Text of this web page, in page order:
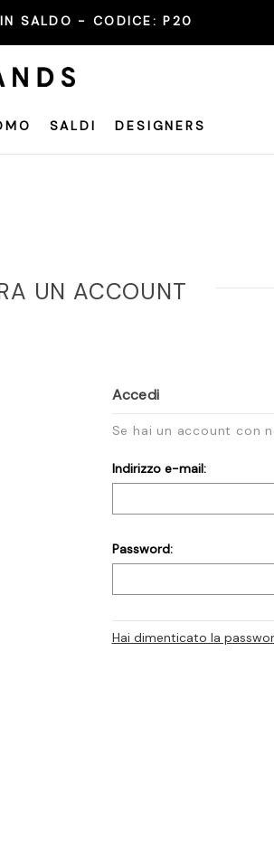
IN SALDO - CODICE:P20
SALDI DESIGNERS
UN ACCOUNT
Accedi
Se hai un account con
Indirizzo e-mail:
Password:
Hai dimenticato la